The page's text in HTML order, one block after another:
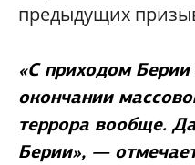
предыдущих
«С приходом
окончании
террора вообще.
Берии», —